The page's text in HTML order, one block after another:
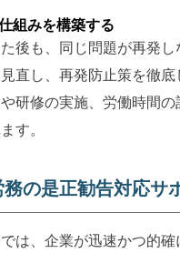
組みを構築する
後も、同じ問題が再発
直し、再発防止策を徹底
研修の実施、労働時間
す。
務の是正勧告対応サ
は、企業が迅速かつ的